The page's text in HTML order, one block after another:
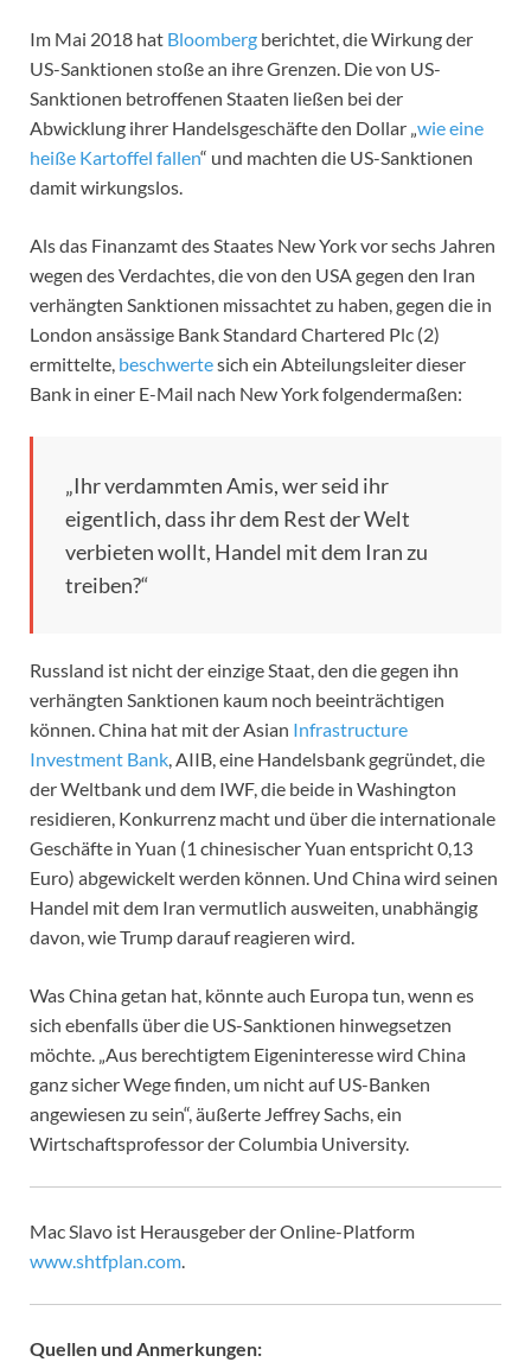
Im Mai 2018 hat Bloomberg berichtet, die Wirkung der
US-Sanktionen stoße an ihre Grenzen. Die von US-
Sanktionen betroffenen Staaten ließen bei der
Abwicklung ihrer Handelsgeschäfte den Dollar „wie eine
heiße Kartoffel fallen“ und machten die US-Sanktionen
damit wirkungslos.
Als das Finanzamt des Staates New York vor sechs Jahren
wegen des Verdachtes, die von den USA gegen den Iran
verhängten Sanktionen missachtet zu haben, gegen die in
London ansässige Bank Standard Chartered Plc (2)
ermittelte, beschwertesich ein Abteilungsleiter dieser
Bank in einer E-Mail nach New York folgendermaßen:
„Ihr verdammten Amis, wer seid ihr
eigentlich, dass ihr dem Rest der Welt
verbieten wollt, Handel mit dem Iran zu
treiben?“
Russland ist nicht der einzige Staat, den die gegen ihn
verhängten Sanktionen kaum noch beeinträchtigen
können. China hat mit der Asian Infrastructure
Investment Bank, AIIB, eine Handelsbank gegründet, die
der Weltbank und dem IWF, die beide in Washington
residieren, Konkurrenz macht und über die internationale
Geschäfte in Yuan (1 chinesischer Yuan entspricht 0,13
Euro) abgewickelt werden können. Und China wird seinen
Handel mit dem Iran vermutlich ausweiten, unabhängig
davon, wie Trump darauf reagieren wird.
Was China getan hat, könnte auch Europa tun, wenn es
sich ebenfalls über die US-Sanktionen hinwegsetzen
möchte. „Aus berechtigtem Eigeninteresse wird China
ganz sicher Wege finden, um nicht auf US-Banken
angewiesen zu sein“, äußerte Jeffrey Sachs, ein
Wirtschaftsprofessor der Columbia University.
Mac Slavo ist Herausgeber der Online-Platform
www.shtfplan.com.
Quellen und Anmerkungen: